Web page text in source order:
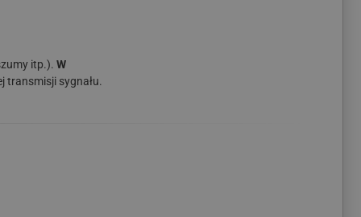
itp.). W
transmisji sygnału.